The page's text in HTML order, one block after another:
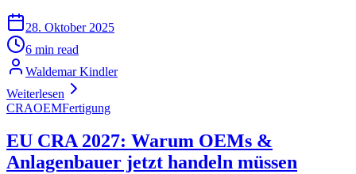
28. Oktober 2025
6 min read
Waldemar Kindler
Weiterlesen
CRAOEMFertigung
EU CRA 2027: Warum OEMs &
Anlagenbauer jetzt handeln müssen